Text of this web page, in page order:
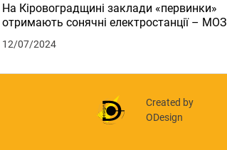
На Кіровоградщині заклади «первинки»
отримають сонячні електростанції – МОЗ
12/07/2024
Created by
ODesign